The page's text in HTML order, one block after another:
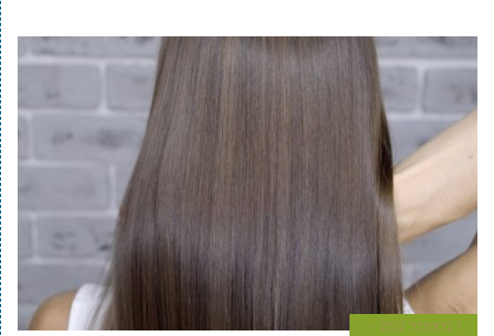
1 בדצמבר 2022